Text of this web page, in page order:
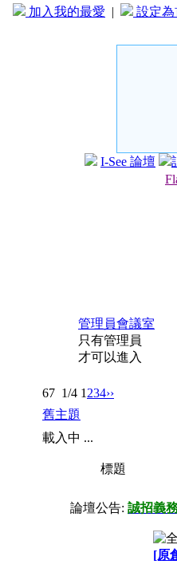
加入我的最愛 | 設定
I-See 論壇
管理員會議室
只有管理員
才可以進入
67 1/4 1 234››
舊主題
載入中 ...
標題
論壇公告: 誠招義
[原